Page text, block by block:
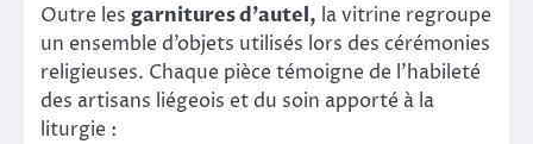
Outre les garnitures d’autel, la vitrine regroupe
un ensemble d’objets utilisés lors des cérémonies
religieuses. Chaque pièce témoigne de l’habileté
des artisans liégeois et du soin apporté à la
liturgie :